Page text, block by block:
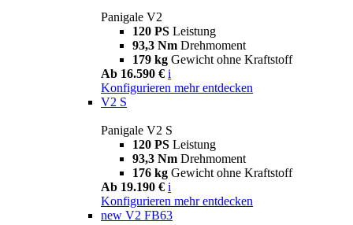
Panigale V2
120 PS Leistung
93,3 Nm Drehmoment
179 kg Gewicht ohne Kraftstoff
Ab 16.590 € i
Konfigurieren mehr entdecken
V2 S
Panigale V2 S
120 PS Leistung
93,3 Nm Drehmoment
176 kg Gewicht ohne Kraftstoff
Ab 19.190 € i
Konfigurieren mehr entdecken
new V2 FB63